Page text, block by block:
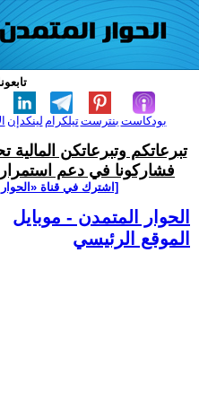
لينكدإن تيلكرامبنترست بودكاست
تبرعاتكم وتبرعاتكن
فشاركونا في دعم
[اشترك في قناة
الحوار المتمدن - موبايل
الموقع الرئيسي